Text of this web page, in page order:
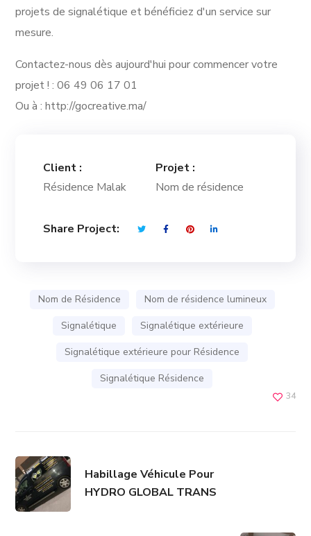
projets de signalétique et bénéficiez d'un service sur
mesure.
Contactez-nous dès aujourd'hui pour commencer votre
projet ! : 06 49 06 17 01
Ou à : http://gocreative.ma/
Client :
Résidence Malak
Projet :
Nom de résidence
Share Project:
Nom de Résidence
Nom de résidence lumineux
Signalétique
Signalétique extérieure
Signalétique extérieure pour Résidence
Signalétique Résidence
34
Habillage Véhicule Pour
HYDRO GLOBAL TRANS